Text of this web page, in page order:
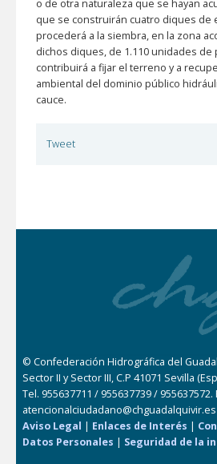
o de otra naturaleza que se hayan
que se construirán cuatro diques de
procederá a la siembra, en la zona
dichos diques, de 1.110 unidades
contribuirá a fijar el terreno y a
ambiental del dominio público
cauce.
Tweet
© Confederación Hidrográfica del
Sector II y Sector III, C.P 41071 Sevilla
Tel. 955637711 / 955637739 / 955637572.
atencionalciudadano@chguadalquivir.es
Aviso Legal | Enlaces de Interés |
Datos Personales | Seguridad de la